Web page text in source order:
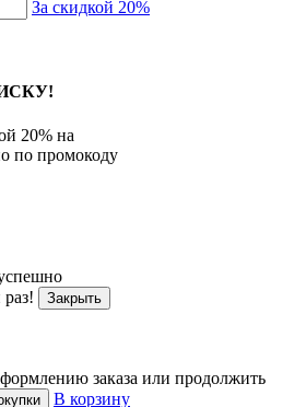
За скидкой 20%
20% на
по промокоду
Закрыть
заказа или продолжить
В корзину